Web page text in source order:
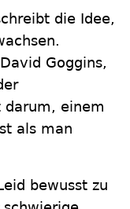
die Idee,
Goggins,
darum, einem
als man
bewusst zu